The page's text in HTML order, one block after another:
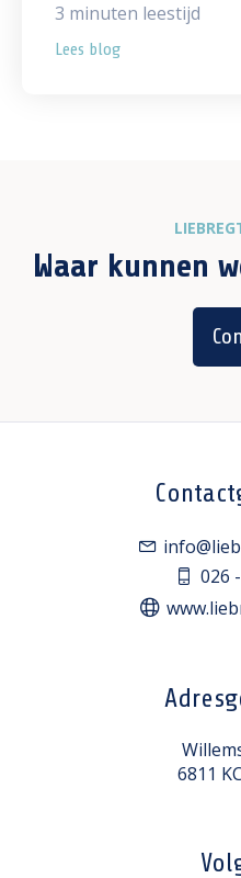
3 minuten leestijd
Lees blog
Waar kunnen
026
6811